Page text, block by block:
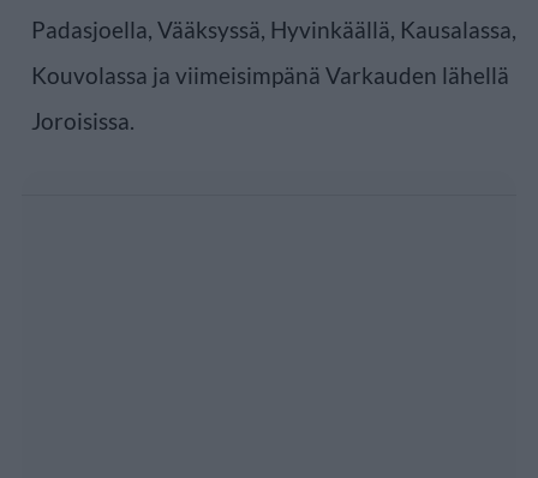
Padasjoella, Vääksyssä, Hyvinkäällä, Kausalassa,
Kouvolassa ja viimeisimpänä Varkauden lähellä
Joroisissa.